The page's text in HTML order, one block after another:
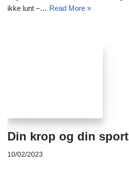
ikke lunt –… Read More »
Din krop og din sport
10/02/2023